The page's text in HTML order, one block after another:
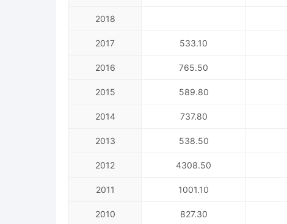
2018
2017 533.10
2016 765.50
2015 589.80
2014 737.80
2013 538.50
2012 4308.50
2011 1001.10
2010 827.30